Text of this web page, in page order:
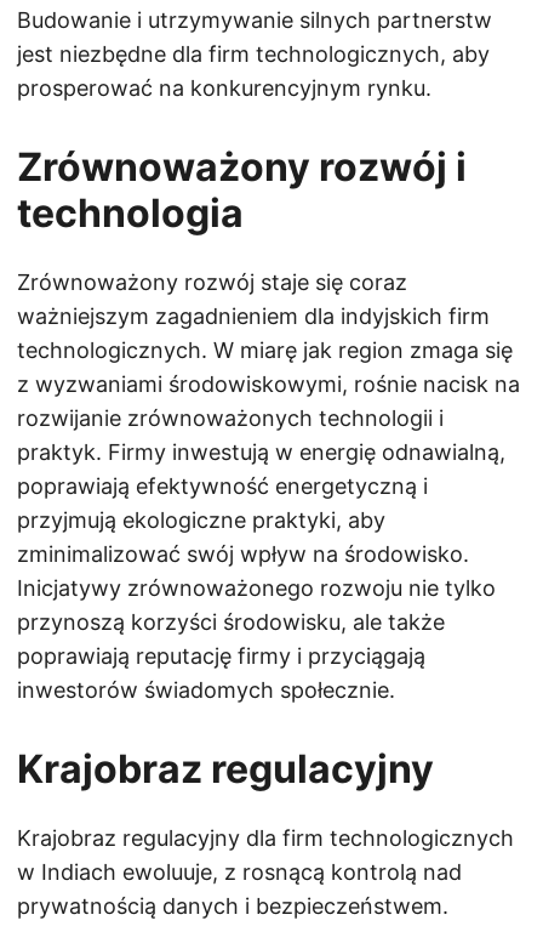
Budowanie i utrzymywanie silnych partnerstw
jest niezbędne dla firm technologicznych, aby
prosperować na konkurencyjnym rynku.
Zrównoważony rozwój i
technologia
Zrównoważony rozwój staje się coraz
ważniejszym zagadnieniem dla indyjskich firm
technologicznych. W miarę jak region zmaga się
z wyzwaniami środowiskowymi, rośnie nacisk na
rozwijanie zrównoważonych technologii i
praktyk. Firmy inwestują w energię odnawialną,
poprawiają efektywność energetyczną i
przyjmują ekologiczne praktyki, aby
zminimalizować swój wpływ na środowisko.
Inicjatywy zrównoważonego rozwoju nie tylko
przynoszą korzyści środowisku, ale także
poprawiają reputację firmy i przyciągają
inwestorów świadomych społecznie.
Krajobraz regulacyjny
Krajobraz regulacyjny dla firm technologicznych
w Indiach ewoluuje, z rosnącą kontrolą nad
prywatnością danych i bezpieczeństwem.